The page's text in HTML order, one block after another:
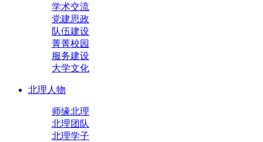
学术交流
党建思政
队伍建设
菁菁校园
服务建设
大学文化
北理人物
师缘北理
北理团队
北理学子